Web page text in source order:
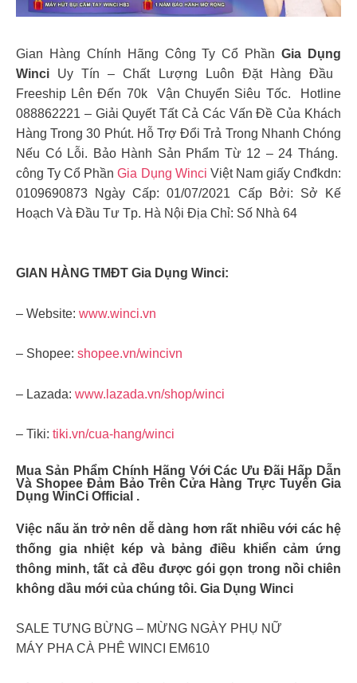
Gian Hàng Chính Hãng Công Ty Cổ PhầnGia Dụng
Winci Uy Tín – Chất Lượng Luôn Đặt Hàng Đầu ️
Freeship Lên Đến 70k ️ Vận Chuyển Siêu Tốc. ️ Hotline
088862221 – Giải Quyết Tất Cả Các Vấn Đề Của Khách
Hàng Trong 30 Phút. Hỗ Trợ Đổi Trả Trong Nhanh Chóng
Nếu Có Lỗi. Bảo Hành Sản Phẩm Từ 12 – 24 Tháng.
️công Ty Cổ PhầnGia Dụng Winci Việt Nam ️giấy Cnđkdn:
0109690873 Ngày Cấp: 01/07/2021 Cấp Bởi: Sở Kế
Hoạch Và Đầu Tư Tp. Hà Nội Địa Chỉ: Số Nhà 64
GIAN HÀNG TMĐT Gia Dụng Winci:
– Website: www.winci.vn
– Shopee: shopee.vn/wincivn
– Lazada: www.lazada.vn/shop/winci
– Tiki: tiki.vn/cua-hang/winci
Mua Sản Phẩm Chính Hãng Với Các Ưu Đãi Hấp Dẫn
Và Shopee Đảm Bảo Trên Cửa Hàng Trực Tuyến Gia
Dụng WinCi Official .
Việc nấu ăn trở nên dễ dàng hơn rất nhiều với các hệ
thống gia nhiệt kép và bảng điều khiển cảm ứng
thông minh, tất cả đều được gói gọn trong nồi chiên
không dầu mới của chúng tôi. Gia Dụng Winci
SALE TƯNG BỪNG – MỪNG NGÀY PHỤ NỮ
MÁY PHA CÀ PHÊ WINCI EM610